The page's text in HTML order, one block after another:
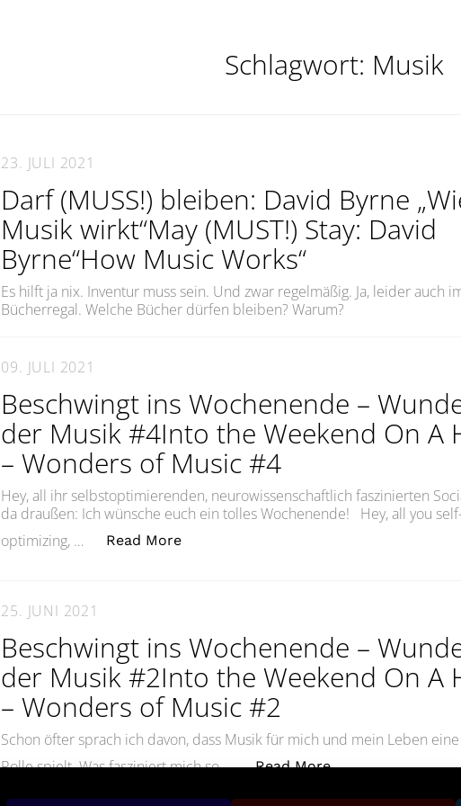
Schlagwort: Musik
23. JULI 2021
Darf (MUSS!) bleiben: David Byrne
Musik wirkt“May (MUST!) Stay: David
Byrne“How Music Works“
Es hilft ja nix. Inventur muss sein. Und zwar regelmäßig. Ja, leider auch
Bücherregal. Welche Bücher dürfen bleiben? Warum?
09. JULI 2021
Beschwingt ins Wochenende –
der Musik #4Into the Weekend On A
– Wonders of Music #4
Hey, all ihr selbstoptimierenden, neurowissenschaftlich faszinierten
da draußen: Ich wünsche euch ein tolles Wochenende! Hey, all you
optimizing, …
Read More„Beschwingt ins Wochenende –
25. JUNI 2021
Beschwingt ins Wochenende –
der Musik #2Into the Weekend On A
– Wonders of Music #2
Schon öfter sprach ich davon, dass Musik für mich und mein Leben
Rolle spielt. Was fasziniert mich so …
Read More„Beschwingt ins